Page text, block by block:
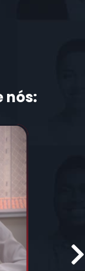
nós: